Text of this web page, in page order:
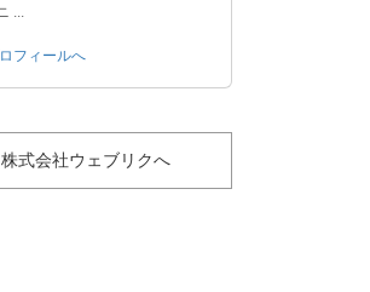
...
フィールへ
式会社ウェブリクへ